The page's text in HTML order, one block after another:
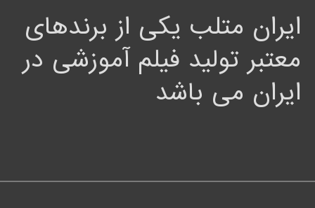
ایران متلب یکی از برندهای
معتبر تولید فیلم آموزشی در
ایران می باشد